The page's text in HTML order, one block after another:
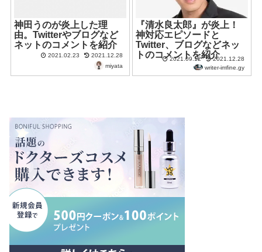
神田うのが炎上した理
由。Twitterやブログなど
ネットのコメントを紹介
2021.02.23
2021.12.28
miyata
『清水良太郎』が炎上！
神対応エピソードと
Twitter、ブログなどネッ
トのコメントを紹介
2021.09.12
2021.12.28
writer-imfine.gy